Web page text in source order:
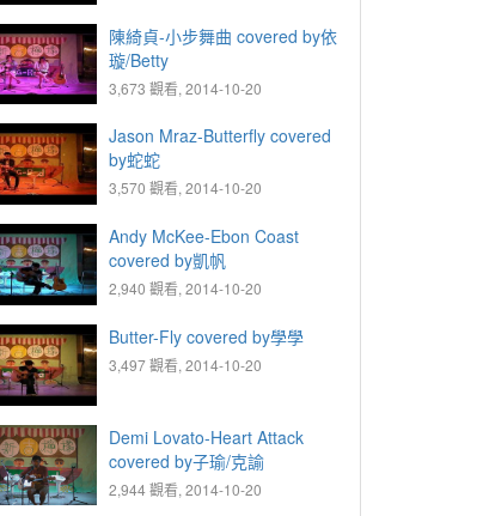
陳綺貞-小步舞曲 covered by依
璇/Betty
3,673 觀看, 2014-10-20
Jason Mraz-Butterfly covered
by蛇蛇
3,570 觀看, 2014-10-20
Andy McKee-Ebon Coast
covered by凱帆
2,940 觀看, 2014-10-20
Butter-Fly covered by學學
3,497 觀看, 2014-10-20
Demi Lovato-Heart Attack
covered by子瑜/克諭
2,944 觀看, 2014-10-20